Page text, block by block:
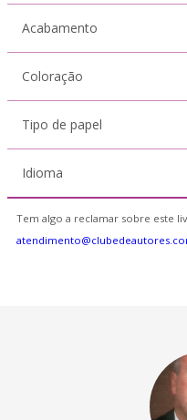
Acabamento
Coloração
Tipo de papel
Idioma
Tem algo a reclamar sobre este